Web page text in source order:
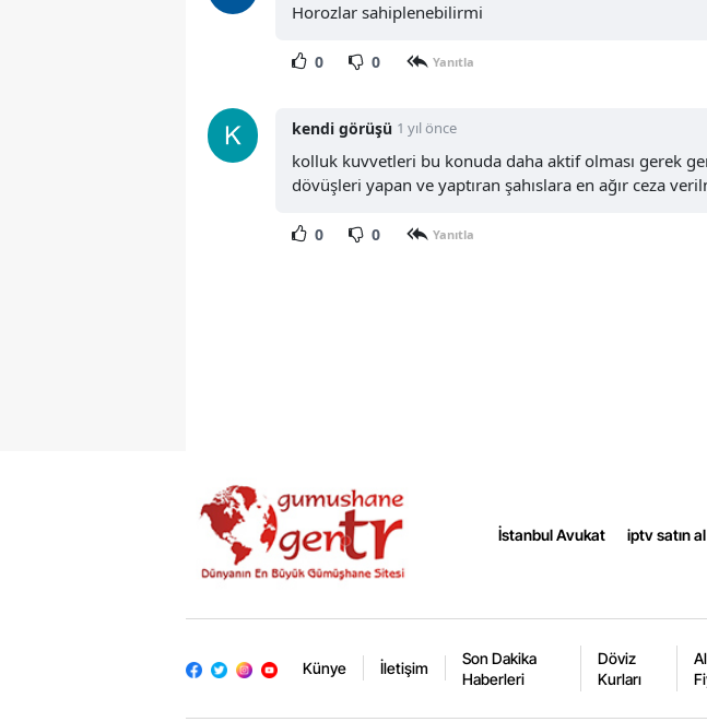
Horozlar sahiplenebilirmi
0 0 Yanıtla
kendi görüşü 1 yıl önce
kolluk kuvvetleri bu konuda daha aktif olması gerek
dövüşleri yapan ve yaptıran şahıslara en ağır ceza
0 0 Yanıtla
İstanbul Avukat iptv satın al
Künye İletişim
Son Dakika
Haberleri
Döviz
Kurları